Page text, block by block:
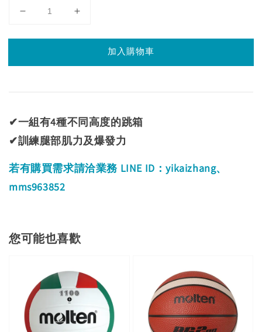
加入購物車
✔一組有4種不同高度的跳箱
✔訓練腿部肌力及爆發力
若有購買需求請洽業務 LINE ID：yikaizhang、
mms963852
您可能也喜歡